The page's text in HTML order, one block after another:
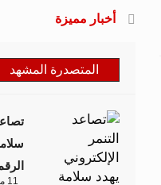
أخبار مميزة
المتصدرة المشهد
11 مارس 2026 - 13:44